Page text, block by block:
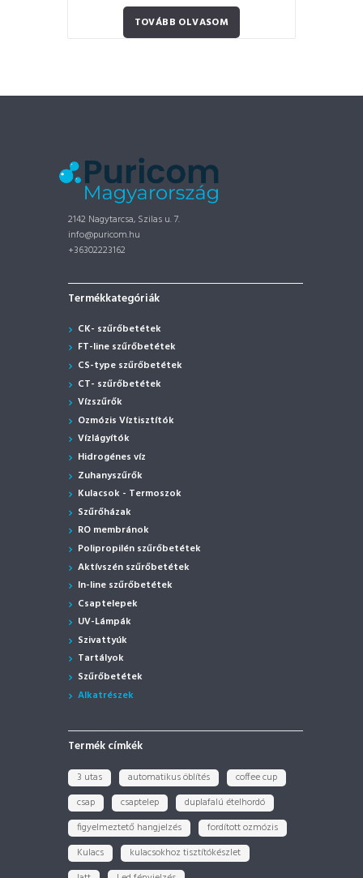
TOVÁBB OLVASOM
2142 Nagytarcsa, Szilas u. 7.
info@puricom.hu
+36302223162
Termékkategóriák
CK- szűrőbetétek
FT-line szűrőbetétek
CS-type szűrőbetétek
CT- szűrőbetétek
Vízszűrők
Ozmózis Víztisztítók
Vízlágyítók
Hidrogénes víz
Zuhanyszűrők
Kulacsok - Termoszok
Szűrőházak
RO membránok
Polipropilén szűrőbetétek
Aktívszén szűrőbetétek
In-line szűrőbetétek
Csaptelepek
UV-Lámpák
Szivattyúk
Tartályok
Szűrőbetétek
Alkatrészek
Termék címkék
3 utas automatikus öblítés
coffee cup
csap
csaptelep
duplafalú ételhordó
figyelmeztető hangjelzés
fordított ozmózis
Kulacs
kulacsokhoz tisztítókészlet